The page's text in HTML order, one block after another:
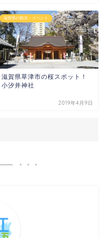
滋賀県の観光・イベント
滋賀県草津市の桜スポット！
小汐井神社
2019年4月9日